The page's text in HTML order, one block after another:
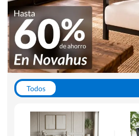
Todos
Escritorios y Sillas PC
Alfombras